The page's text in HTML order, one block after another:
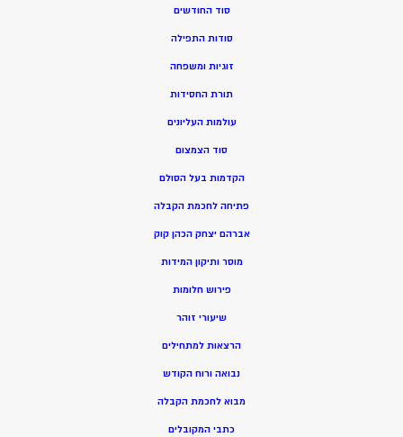
סוד החודשים
סודות התפילה
זוגיות ומשפחה
תורת החסידות
עולמות העליונים
סוד הצמצום
הקדמות בעל הסולם
פתיחה לחכמת הקבלה
אברהם יצחק הכהן קוק
מוסר ותיקון המידות
פירוש חלומות
שיעורי זוהר
הרצאות למתחילים
נבואה ורוח הקודש
מבוא לחכמת הקבלה
כתבי המקובלים